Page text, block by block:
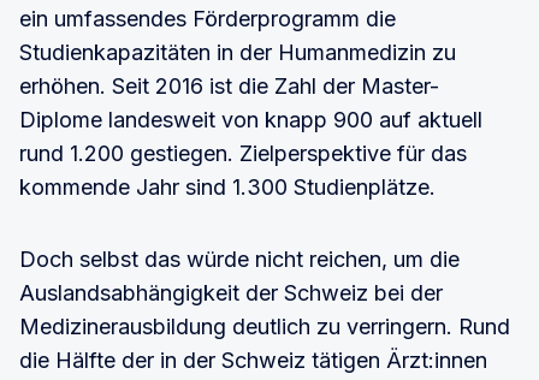
ein umfassendes Förderprogramm die
Studienkapazitäten in der Humanmedizin zu
erhöhen. Seit 2016 ist die Zahl der Master-
Diplome landesweit von knapp 900 auf aktuell
rund 1.200 gestiegen. Zielperspektive für das
kommende Jahr sind 1.300 Studienplätze.
Doch selbst das würde nicht reichen, um die
Auslandsabhängigkeit der Schweiz bei der
Medizinerausbildung deutlich zu verringern. Rund
die Hälfte der in der Schweiz tätigen Ärzt:innen